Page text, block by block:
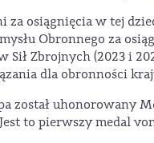
osiągnięcia w tej
Obronnego za
Sił Zbrojnych (2023 i
dla obronności
został uhonorowany
to pierwszy medal